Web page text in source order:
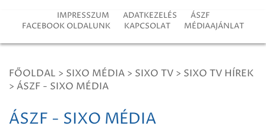
IMPRESSZUM ADATKEZELÉS
ÁSZF
FACEBOOK OLDALUNK
KAPCSOLAT MÉDIAAJÁNLAT
FŐOLDAL > SIXO MÉDIA > SIXO TV > SIXO TV HÍREK
> ÁSZF - SIXO MÉDIA
ÁSZF - SIXO MÉDIA